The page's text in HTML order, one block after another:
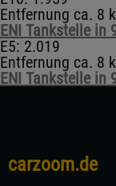
Entfernung ca. 8
ENI Tankstelle in
E5: 2.019
Entfernung ca. 8
ENI Tankstelle in
carzoom.de